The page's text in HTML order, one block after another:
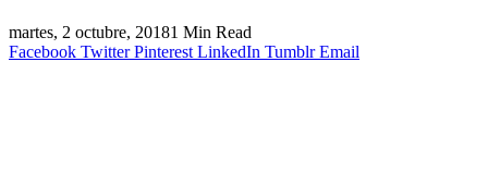
martes, 2 octubre, 20181 Min Read
Facebook Twitter Pinterest LinkedIn Tumblr Email